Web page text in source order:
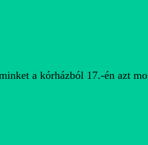
a kórházból 17.-én azt